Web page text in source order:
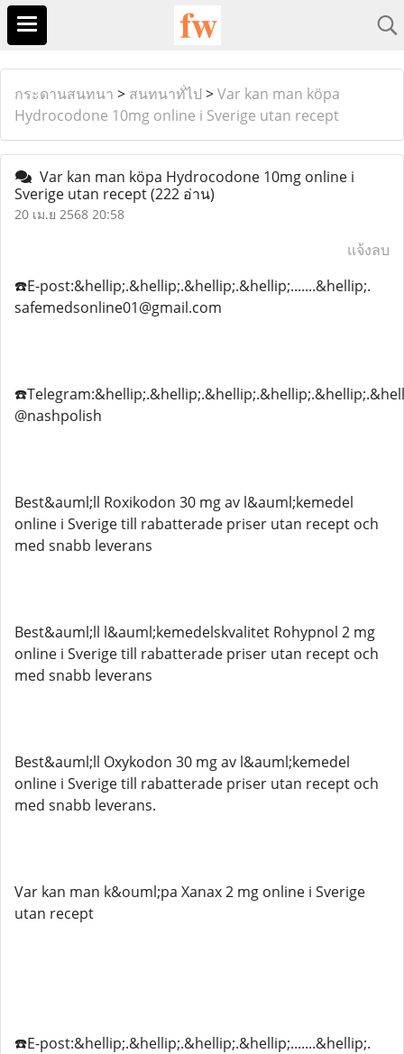
กระดานสนทนา > สนทนาทั่ไป >Var kan man köpa
Hydrocodone 10mg online i Sverige utan recept
Var kan man köpa Hydrocodone 10mg online i
Sverige utan recept(222 อ่าน)
20 เม.ย 2568 20:58
แจ้งลบ
☎️E-post:&hellip;.&hellip;.&hellip;.&hellip;.......&hellip;.
safemedsonline01@gmail.com
@nashpolish
Best&auml;ll Roxikodon 30 mg av l&auml;kemedel
online i Sverige till rabatterade priser utan recept och
med snabb leverans
Best&auml;ll l&auml;kemedelskvalitet Rohypnol 2 mg
online i Sverige till rabatterade priser utan recept och
med snabb leverans
Best&auml;ll Oxykodon 30 mg av l&auml;kemedel
online i Sverige till rabatterade priser utan recept och
med snabb leverans.
Var kan man k&ouml;pa Xanax 2 mg online i Sverige
utan recept
☎️E-post:&hellip;.&hellip;.&hellip;.&hellip;.......&hellip;.